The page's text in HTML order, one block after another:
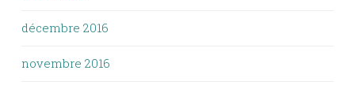
décembre 2016
novembre 2016